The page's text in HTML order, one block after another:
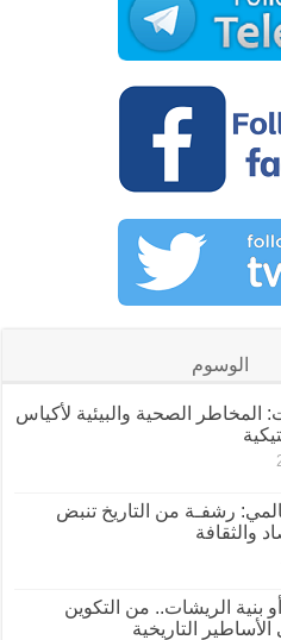
الوسوم
المخاطر الصحية والبيئية لأكياس
رشفـة من التاريخ تنبض
والثقافة
بنية الريشات.. من التكوين
التاريخية